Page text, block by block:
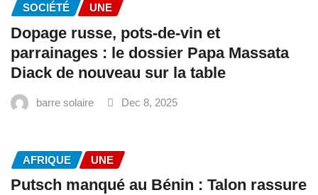
SOCIÉTÉ UNE
Dopage russe, pots-de-vin et
parrainages : le dossier Papa Massata
Diack de nouveau sur la table
barre solaire Dec 8, 2025
AFRIQUE UNE
Putsch manqué au Bénin : Talon rassure